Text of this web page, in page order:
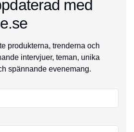
med
produkterna, trenderna och
intervjuer, teman, unika
spännande evenemang.